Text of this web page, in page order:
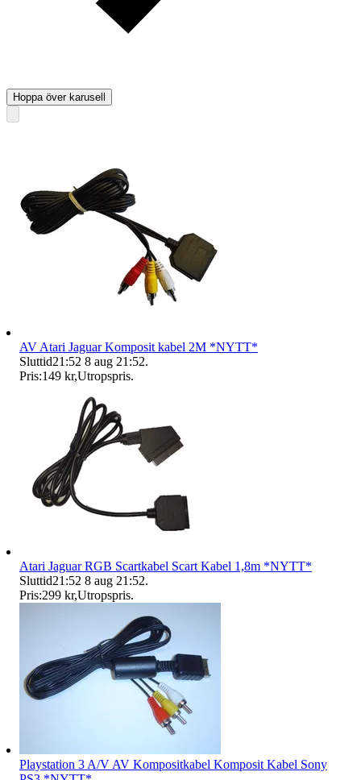
Hoppa över karusell
AV Atari Jaguar Komposit kabel 2M *NYTT*
Sluttid21:52 8 aug 21:52.
Pris:149 kr,Utropspris.
Atari Jaguar RGB Scartkabel Scart Kabel 1,8m *NYTT*
Sluttid21:52 8 aug 21:52.
Pris:299 kr,Utropspris.
Playstation 3 A/V AV Kompositkabel Komposit Kabel Sony